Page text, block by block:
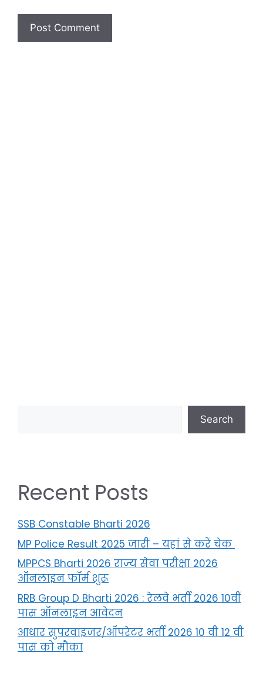
Search
Recent Posts
SSB Constable Bharti 2026
MP Police Result 2025 जारी – यहां से करें चेक
MPPCS Bharti 2026 राज्य सेवा परीक्षा 2026
ऑनलाइन फॉर्म शुरू
RRB Group D Bharti 2026 : रेलवे भर्ती 2026 10वीं
पास ऑनलाइन आवेदन
आधार सुपरवाइजर/ऑपरेटर भर्ती 2026 10 वी 12 वी
पास को मौका